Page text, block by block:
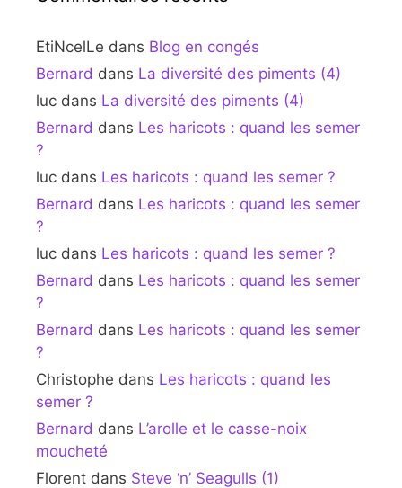
EtiNcelLe dans Blog en congés
Bernard dans La diversité des piments (4)
luc dans La diversité des piments (4)
Bernard dans Les haricots : quand les semer
?
luc dans Les haricots : quand les semer ?
Bernard dans Les haricots : quand les semer
?
luc dans Les haricots : quand les semer ?
Bernard dans Les haricots : quand les semer
?
Bernard dans Les haricots : quand les semer
?
Christophe dans Les haricots : quand les
semer ?
Bernard dans L’arolle et le casse-noix
moucheté
Florent dans Steve ‘n’ Seagulls (1)